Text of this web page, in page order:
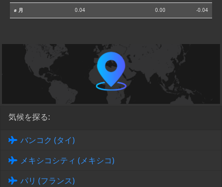
⌀ 月 0.04 0.00 -0.04
気候を探る:
バンコク (タイ)
メキシコシティ (メキシコ)
パリ (フランス)